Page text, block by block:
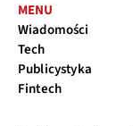
MENU
Wiadomości
Tech
Publicystyka
Fintech